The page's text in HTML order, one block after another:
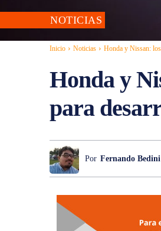
NOTICIAS
Inicio Noticias Honda y Nissan:
Honda y
para
Por Fernando Bedini